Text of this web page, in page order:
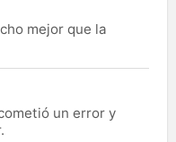
mejor que la
un error y